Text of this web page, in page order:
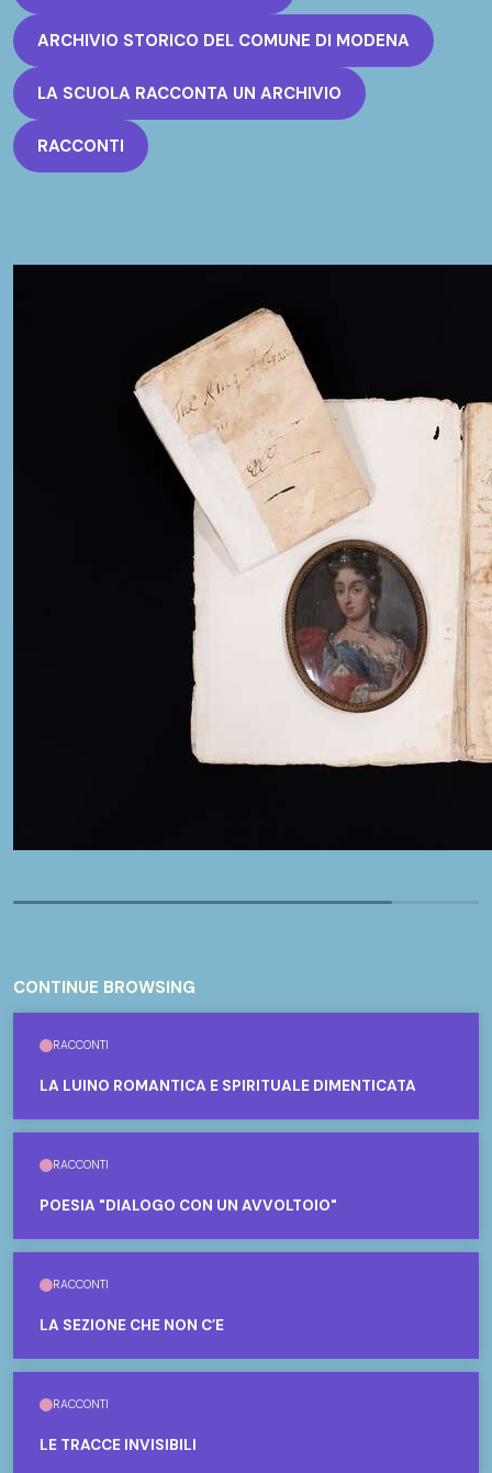
ARCHIVIO STORICO DEL COMUNE DI MODENA
LA SCUOLA RACCONTA UN ARCHIVIO
RACCONTI
CONTINUE BROWSING
RACCONTI
LA LUINO ROMANTICA E SPIRITUALE DIMENTICATA
RACCONTI
POESIA "DIALOGO CON UN AVVOLTOIO"
RACCONTI
LA SEZIONE CHE NON C’È
RACCONTI
LE TRACCE INVISIBILI